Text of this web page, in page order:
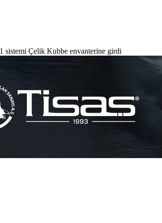
sistemi Çelik Kubbe envanterine girdi